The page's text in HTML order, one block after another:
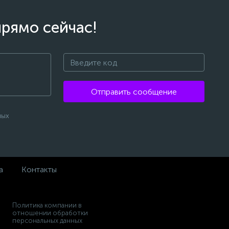
сейчас!
Отправить сообщение
Контакты
Политика компании в
отношении обработки
персональных данных